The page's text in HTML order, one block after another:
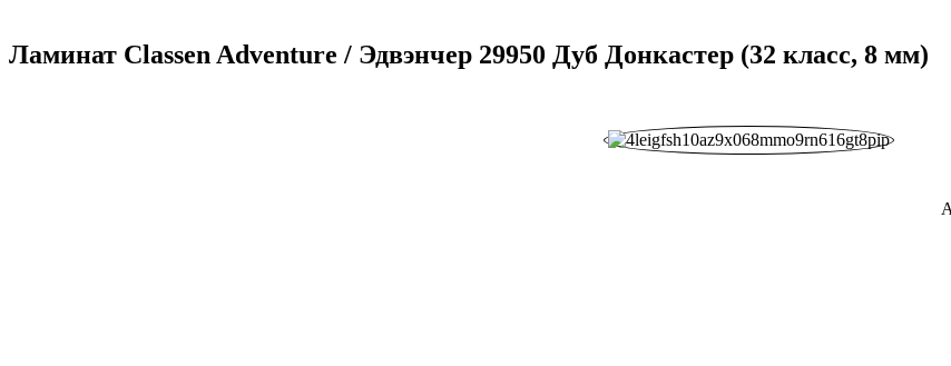
Ламинат Classen Adventure / Эдвэнчер 29950 Дуб Донкастер (32 класс, 8 мм)